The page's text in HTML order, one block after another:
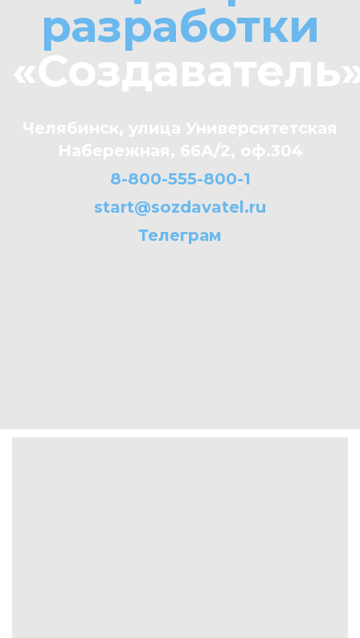
разработки
Челябинск, улица Университетская
Набережная, 66А/2, оф.304
8-800-555-800-1
start@sozdavatel.ru
Телеграм